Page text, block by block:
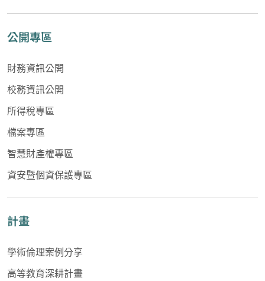
公開專區
財務資訊公開
校務資訊公開
所得稅專區
檔案專區
智慧財產權專區
資安暨個資保護專區
計畫
學術倫理案例分享
高等教育深耕計畫